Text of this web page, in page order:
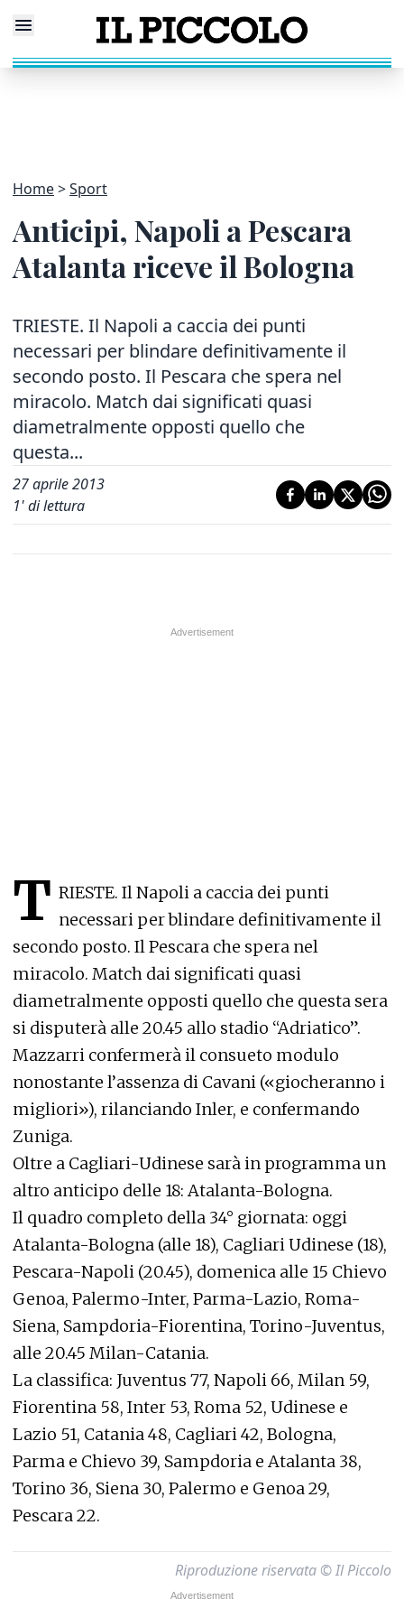
Home Sport
Anticipi, Napoli a Pescara
Atalanta riceve il Bologna
TRIESTE. Il Napoli a caccia dei punti
necessari per blindare definitivamente il
secondo posto. Il Pescara che spera nel
miracolo. Match dai significati quasi
diametralmente opposti quello che
questa...
27 aprile 2013
1' di lettura
T RIESTE. Il Napoli a caccia dei punti
necessari per blindare definitivamente il
secondo posto. Il Pescara che spera nel
miracolo. Match dai significati quasi
diametralmente opposti quello che questa sera
si disputerà alle 20.45 allo stadio “Adriatico”.
Mazzarri confermerà il consueto modulo
nonostante l’assenza di Cavani («giocheranno i
migliori»), rilanciando Inler, e confermando
Zuniga.
Oltre a Cagliari-Udinese sarà in programma un
altro anticipo delle 18: Atalanta-Bologna.
Il quadro completo della 34° giornata: oggi
Atalanta-Bologna (alle 18), Cagliari Udinese (18),
Pescara-Napoli (20.45), domenica alle 15 Chievo
Genoa, Palermo-Inter, Parma-Lazio, Roma-
Siena, Sampdoria-Fiorentina, Torino-Juventus,
alle 20.45 Milan-Catania.
La classifica: Juventus 77, Napoli 66, Milan 59,
Fiorentina 58, Inter 53, Roma 52, Udinese e
Lazio 51, Catania 48, Cagliari 42, Bologna,
Parma e Chievo 39, Sampdoria e Atalanta 38,
Torino 36, Siena 30, Palermo e Genoa 29,
Pescara 22.
Riproduzione riservata © Il Piccolo